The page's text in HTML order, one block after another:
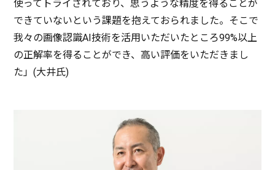
使って トライ されており、思うような精度を得ることが
できていないという課題を抱えておられました。そこで
我々の画像認識AI技術を活用いただいたところ99%以上
の正解率を得ることができ、高い評価をいただきまし
た」(大井氏)